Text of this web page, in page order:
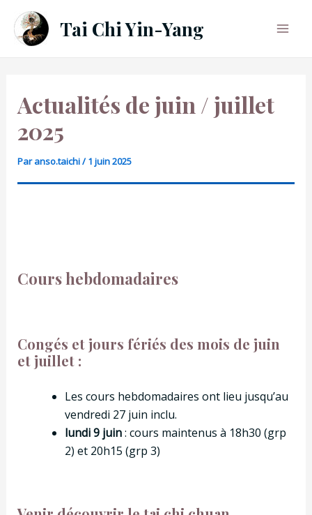
contenu
Tai Chi Yin-Yang
Actualités de juin / juillet
2025
Paranso.taichi/1 juin 2025
Cours hebdomadaires
Congés et jours fériés des mois de juin
et juillet :
Les cours hebdomadaires ont lieu jusqu’au
vendredi 27 juin inclu.
lundi 9 juin: cours maintenus à 18h30 (grp
2) et 20h15 (grp 3)